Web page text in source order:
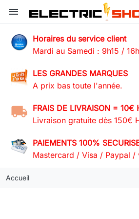
menu
Horaires du service client
Mardi au Samedi : 9h15 /
LES GRANDES MARQUES
A prix bas toute l'année.
FRAIS DE LIVRAISON = 10€
Livraison gratuite dès 150€
PAIEMENTS 100%
Mastercard / Visa / Paypal /
Accueil